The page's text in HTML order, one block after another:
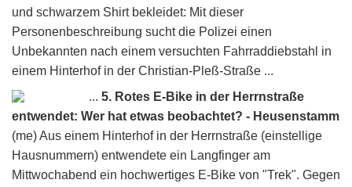
und schwarzem Shirt bekleidet: Mit dieser
Personenbeschreibung sucht die Polizei einen
Unbekannten nach einem versuchten Fahrraddiebstahl in
einem Hinterhof in der Christian-Pleß-Straße ...
... 5. Rotes E-Bike in der Herrnstraße
entwendet: Wer hat etwas beobachtet? - Heusenstamm
(me) Aus einem Hinterhof in der Herrnstraße (einstellige
Hausnummern) entwendete ein Langfinger am
Mittwochabend ein hochwertiges E-Bike von "Trek". Gegen